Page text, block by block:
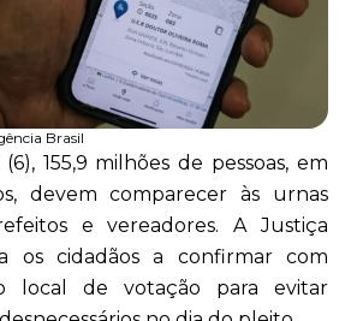
Brasil
155,9 milhões de pessoas, em
devem comparecer às urnas
e vereadores. A Justiça
os cidadãos a confirmar com
local de votação para evitar